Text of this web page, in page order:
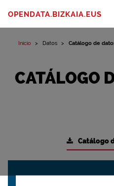
OPENDATA.BIZKAIA.EUS
Inicio Datos Catálogo de
CATÁLOGO
Catálogo